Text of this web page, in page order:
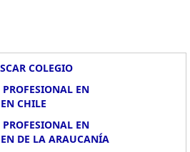
COLEGIO
EN
CHILE
EN
DE LA ARAUCANÍA